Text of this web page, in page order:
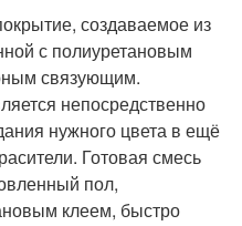
создаваемое из
с полиуретановым
связующим.
непосредственно
нужного цвета в ещё
Готовая смесь
пол,
клеем, быстро